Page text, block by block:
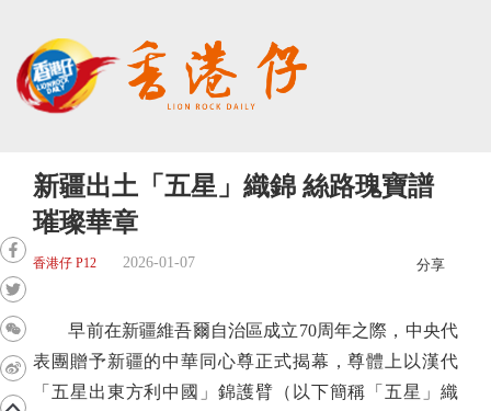
新疆出土「五星」織錦 絲路瑰寶譜
璀璨華章
香港仔 P12 2026-01-07 分享
早前在新疆維吾爾自治區成立70周年之際，中央代
表團贈予新疆的中華同心尊正式揭幕，尊體上以漢代
「五星出東方利中國」錦護臂（以下簡稱「五星」織